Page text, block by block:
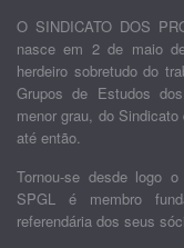
O SINDICATO DOS
nasce em 2 de maio
herdeiro sobretudo do
Grupos de Estudos
menor grau, do
até então.
Tornou-se desde logo
SPGL é membro
referendária dos seus